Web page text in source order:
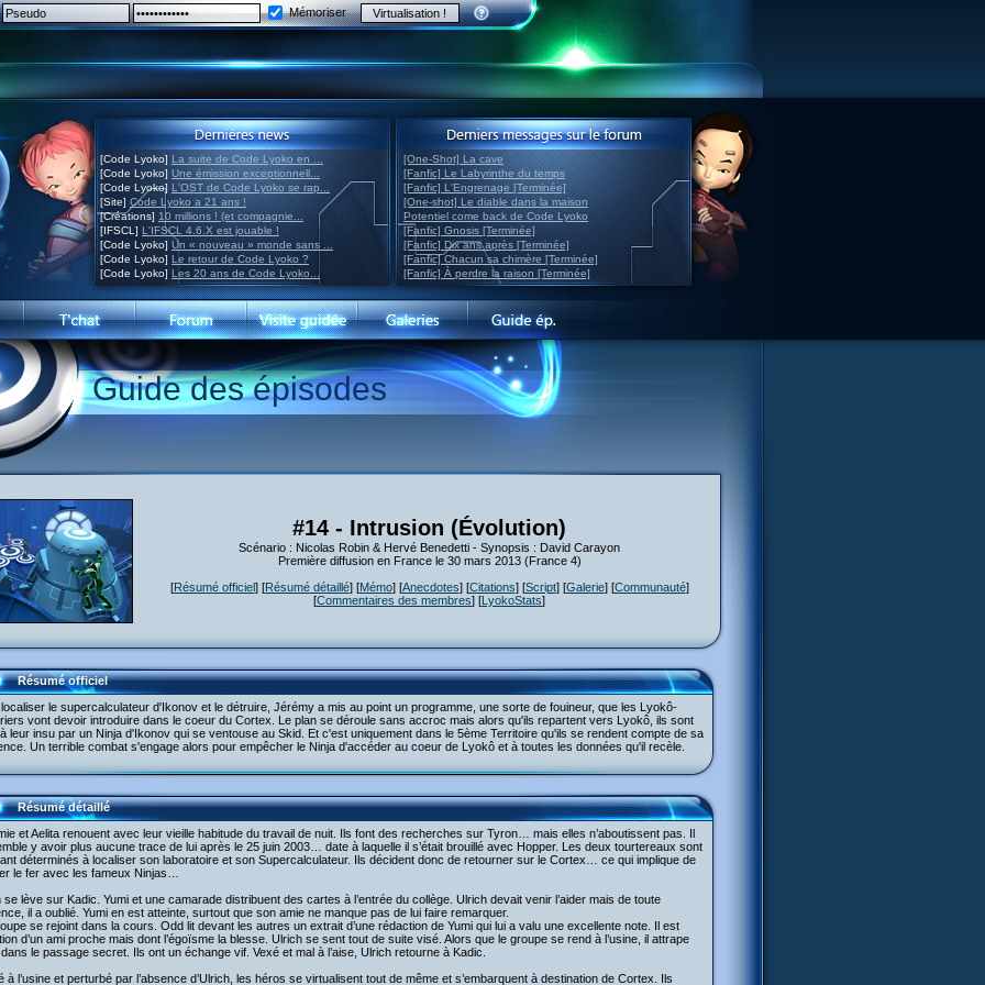
Mémoriser
[Code Lyoko] La suite de Code Lyoko en ...
[Code Lyoko] Une émission exceptionnell...
[Code Lyoko] L'OST de Code Lyoko se rap...
[Site] Code Lyoko a 21 ans !
[Créations] 10 millions ! (et compagnie...
[IFSCL] L'IFSCL 4.6.X est jouable !
[Code Lyoko] Un « nouveau » monde sans ...
[Code Lyoko] Le retour de Code Lyoko ?
[Code Lyoko] Les 20 ans de Code Lyoko...
[One-Shot] La cave
[Fanfic] Le Labyrinthe du temps
[Fanfic] L'Engrenage [Terminée]
[One-shot] Le diable dans la maison
Potentiel come back de Code Lyoko
[Fanfic] Gnosis [Terminée]
[Fanfic] Dix ans après [Terminée]
[Fanfic] Chacun sa chimère [Terminée]
[Fanfic] À perdre la raison [Terminée]
Guide des épisodes
#14 - Intrusion (Évolution)
Scénario : Nicolas Robin & Hervé Benedetti - Synopsis : David Carayon
Première diffusion en France le 30 mars 2013 (France 4)
[Résumé officiel] [Résumé détaillé] [Mémo] [Anecdotes] [Citations] [Script] [Galerie] [Communauté]
[Commentaires des membres] [LyokoStats]
Résumé officiel
le supercalculateur d'Ikonov et le détruire, Jérémy a mis au point un programme, une sorte de fouineur, que les Lyokô-
vont devoir introduire dans le coeur du Cortex. Le plan se déroule sans accroc mais alors qu'ils repartent vers Lyokô, ils sont
leur insu par un Ninja d'Ikonov qui se ventouse au Skid. Et c'est uniquement dans le 5ème Territoire qu'ils se rendent compte de sa
Un terrible combat s'engage alors pour empêcher le Ninja d'accéder au coeur de Lyokô et à toutes les données qu'il recèle.
Résumé détaillé
et Aelita renouent avec leur vieille habitude du travail de nuit. Ils font des recherches sur Tyron… mais elles n’aboutissent pas. Il
y avoir plus aucune trace de lui après le 25 juin 2003… date à laquelle il s’était brouillé avec Hopper. Les deux tourtereaux sont
déterminés à localiser son laboratoire et son Supercalculateur. Ils décident donc de retourner sur le Cortex… ce qui implique de
le fer avec les fameux Ninjas…
se lève sur Kadic. Yumi et une camarade distribuent des cartes à l’entrée du collège. Ulrich devait venir l’aider mais de toute
il a oublié. Yumi en est atteinte, surtout que son amie ne manque pas de lui faire remarquer.
se rejoint dans la cours. Odd lit devant les autres un extrait d’une rédaction de Yumi qui lui a valu une excellente note. Il est
d’un ami proche mais dont l’égoïsme la blesse. Ulrich se sent tout de suite visé. Alors que le groupe se rend à l’usine, il attrape
dans le passage secret. Ils ont un échange vif. Vexé et mal à l’aise, Ulrich retourne à Kadic.
à l’usine et perturbé par l’absence d’Ulrich, les héros se virtualisent tout de même et s’embarquent à destination de Cortex. Ils